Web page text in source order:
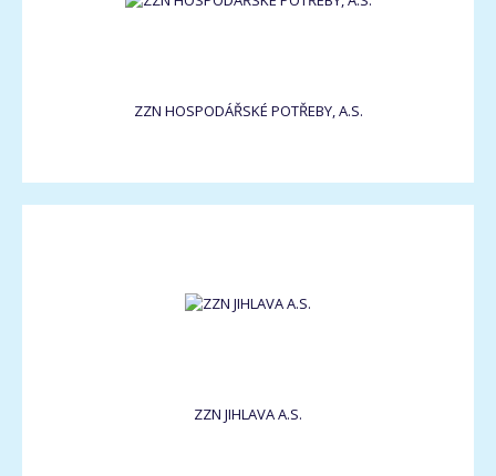
ZZN HOSPODÁŘSKÉ POTŘEBY, A.S.
ZZN JIHLAVA A.S.